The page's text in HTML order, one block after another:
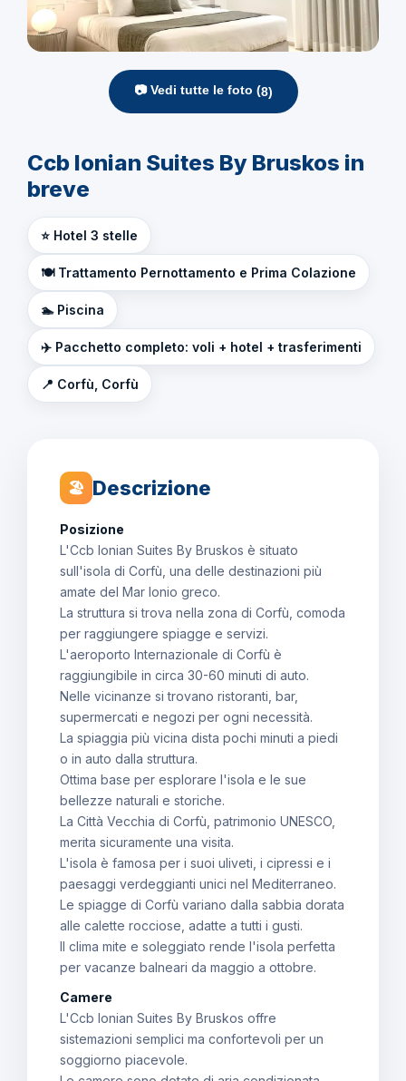
📷 Vedi tutte le foto (8)
Ccb Ionian Suites By Bruskos in
breve
⭐ Hotel 3 stelle
🍽️ Trattamento Pernottamento e Prima Colazione
🏊 Piscina
✈️ Pacchetto completo: voli + hotel + trasferimenti
📍 Corfù, Corfù
🏖 Descrizione
Posizione
L'Ccb Ionian Suites By Bruskos è situato
sull'isola di Corfù, una delle destinazioni più
amate del Mar Ionio greco.
La struttura si trova nella zona di Corfù, comoda
per raggiungere spiagge e servizi.
L'aeroporto Internazionale di Corfù è
raggiungibile in circa 30-60 minuti di auto.
Nelle vicinanze si trovano ristoranti, bar,
supermercati e negozi per ogni necessità.
La spiaggia più vicina dista pochi minuti a piedi
o in auto dalla struttura.
Ottima base per esplorare l'isola e le sue
bellezze naturali e storiche.
La Città Vecchia di Corfù, patrimonio UNESCO,
merita sicuramente una visita.
L'isola è famosa per i suoi uliveti, i cipressi e i
paesaggi verdeggianti unici nel Mediterraneo.
Le spiagge di Corfù variano dalla sabbia dorata
alle calette rocciose, adatte a tutti i gusti.
Il clima mite e soleggiato rende l'isola perfetta
per vacanze balneari da maggio a ottobre.
Camere
L'Ccb Ionian Suites By Bruskos offre
sistemazioni semplici ma confortevoli per un
soggiorno piacevole.